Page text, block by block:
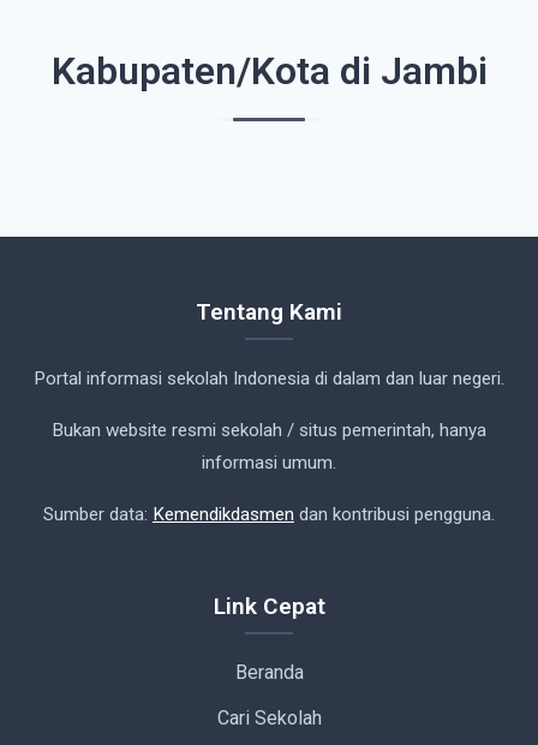
Kabupaten/Kota di Jambi
Tentang Kami
Portal informasi sekolah Indonesia di dalam dan luar negeri.
Bukan website resmi sekolah / situs pemerintah, hanya
informasi umum.
Sumber data: Kemendikdasmen dan kontribusi pengguna.
Link Cepat
Beranda
Cari Sekolah